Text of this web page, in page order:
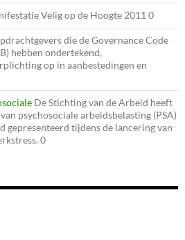
Velig op de Hoogte 2011 0
die de Governance Code
hebben ondertekend,
op in aanbestedingen en
De Stichting van de Arbeid heeft
psychosociale arbeidsbelasting (PSA)
gepresenteerd tijdens de lancering van
0